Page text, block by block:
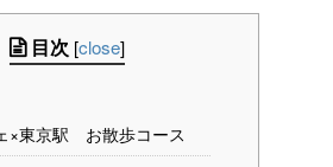
目次 [close]
×東京駅 お散歩コース